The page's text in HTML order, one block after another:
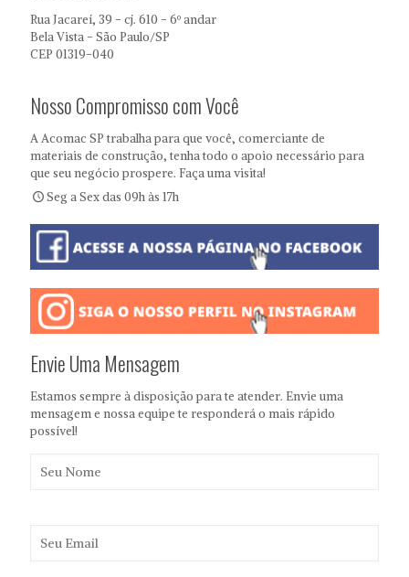
Rua Jacareí, 39 - cj. 610 - 6º andar
Bela Vista - São Paulo/SP
CEP 01319-040
Nosso Compromisso com Você
A Acomac SP trabalha para que você, comerciante de
materiais de construção, tenha todo o apoio necessário para
que seu negócio prospere. Faça uma visita!
Seg a Sex das 09h às 17h
Envie Uma Mensagem
Estamos sempre à disposição para te atender. Envie uma
mensagem e nossa equipe te responderá o mais rápido
possível!